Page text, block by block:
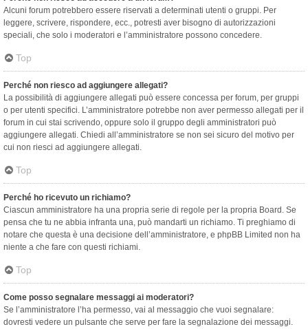
Alcuni forum potrebbero essere riservati a determinati utenti o gruppi. Per
leggere, scrivere, rispondere, ecc., potresti aver bisogno di autorizzazioni
speciali, che solo i moderatori e l’amministratore possono concedere.
Top
Perché non riesco ad aggiungere allegati?
La possibilità di aggiungere allegati può essere concessa per forum, per gruppi
o per utenti specifici. L’amministratore potrebbe non aver permesso allegati per il
forum in cui stai scrivendo, oppure solo il gruppo degli amministratori può
aggiungere allegati. Chiedi all’amministratore se non sei sicuro del motivo per
cui non riesci ad aggiungere allegati.
Top
Perché ho ricevuto un richiamo?
Ciascun amministratore ha una propria serie di regole per la propria Board. Se
pensa che tu ne abbia infranta una, può mandarti un richiamo. Ti preghiamo di
notare che questa è una decisione dell’amministratore, e phpBB Limited non ha
niente a che fare con questi richiami.
Top
Come posso segnalare messaggi ai moderatori?
Se l’amministratore l’ha permesso, vai al messaggio che vuoi segnalare:
dovresti vedere un pulsante che serve per fare la segnalazione dei messaggi.